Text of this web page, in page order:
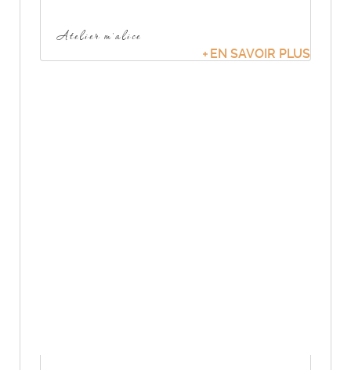
Atelier m'alice
EN SAVOIR PLUS